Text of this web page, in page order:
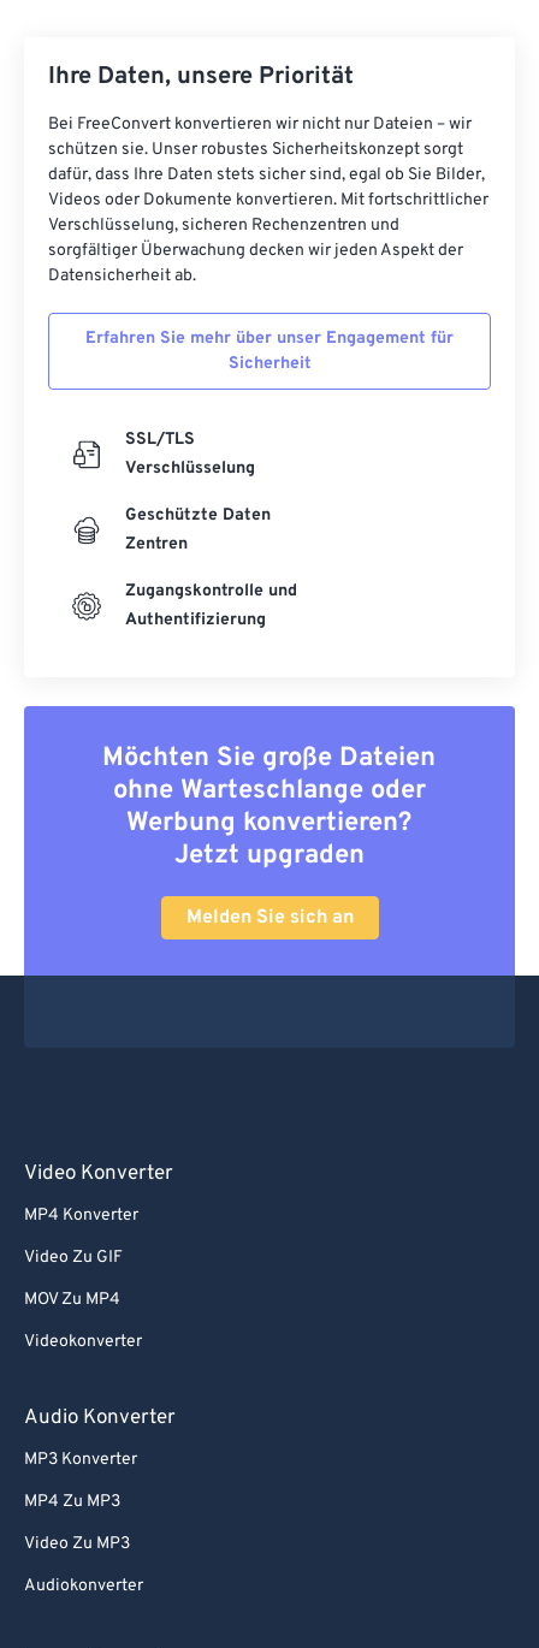
Ihre Daten, unsere Priorität
Bei FreeConvert konvertieren wir nicht nur Dateien – wir
schützen sie. Unser robustes Sicherheitskonzept sorgt
dafür, dass Ihre Daten stets sicher sind, egal ob Sie Bilder,
Videos oder Dokumente konvertieren. Mit fortschrittlicher
Verschlüsselung, sicheren Rechenzentren und
sorgfältiger Überwachung decken wir jeden Aspekt der
Datensicherheit ab.
Erfahren Sie mehr über unser Engagement für
Sicherheit
SSL/TLS
Verschlüsselung
Geschützte Daten
Zentren
Zugangskontrolle und
Authentifizierung
Möchten Sie große Dateien
ohne Warteschlange oder
Werbung konvertieren?
Jetzt upgraden
Melden Sie sich an
Video Konverter
MP4 Konverter
Video Zu GIF
MOV Zu MP4
Videokonverter
Audio Konverter
MP3 Konverter
MP4 Zu MP3
Video Zu MP3
Audiokonverter